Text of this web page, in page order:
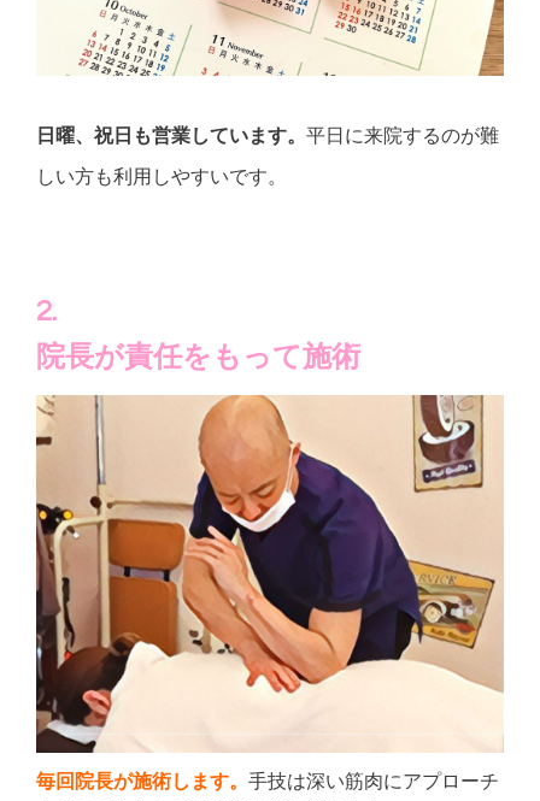
日曜、祝日も営業しています。 平日に来院するのが難
しい方も利用しやすいです。
2.
院長が責任をもって施術
毎回院長が施術します。 手技は深い筋肉にアプローチ